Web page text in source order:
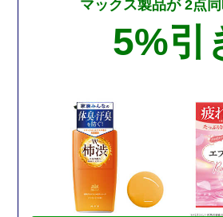
マックス製品が 2点
5%引